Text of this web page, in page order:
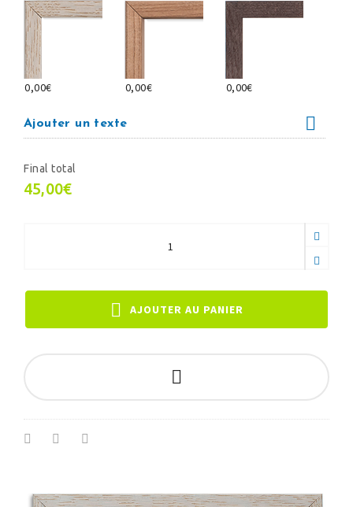
0,00€ 0,00€ 0,00€
Ajouter un texte
Final total
45,00€
AJOUTER AU PANIER